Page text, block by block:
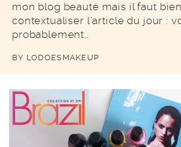
mon blog beauté mais il faut
contextualiser l’article du jour :
probablement…
BY LODOESMAKEUP